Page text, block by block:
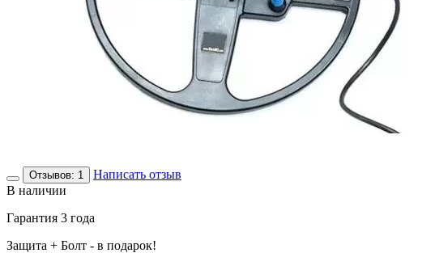
Отзывов: 1
Написать отзыв
В наличии
Гарантия 3 года
Защита + Болт - в подарок!